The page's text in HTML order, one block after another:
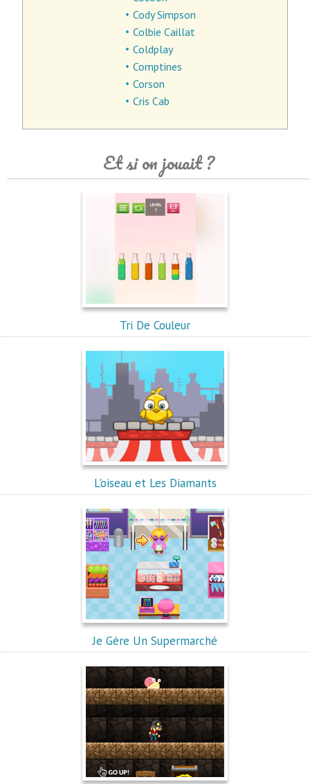
Cody Simpson
Colbie Caillat
Coldplay
Comptines
Corson
Cris Cab
Et si on jouait ?
Tri De Couleur
L'oiseau et Les Diamants
Je Gère Un Supermarché